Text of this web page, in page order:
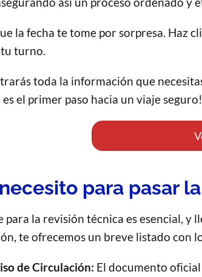
la fecha te tome por sorpresa. Haz
turno.
toda la información que
el primer paso hacia un viaje seguro!
para pasar
para la revisión técnica es esencial,
te ofrecemos un breve listado con
de Circulación: El documento